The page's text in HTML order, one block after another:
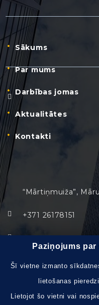
Sākums
Par mums
Darbības jomas
Aktualitātes
Kontakti
“Mārtiņmuiža”,
+371 26178151
Pirmdiena -
Brīvdienas, svētku
Paziņojums
Šī vietne izmanto
lietošanas
Lietojot šo vietni vai